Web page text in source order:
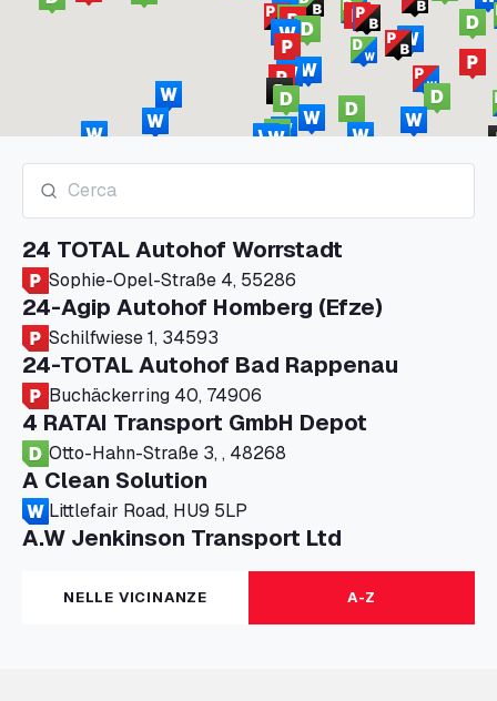
24 TOTAL Autohof Worrstadt
Sophie-Opel-Straße 4, 55286
24-Agip Autohof Homberg (Efze)
Schilfwiese 1, 34593
24-TOTAL Autohof Bad Rappenau
Buchäckerring 40, 74906
4 RATAI Transport GmbH Depot
Otto-Hahn-Straße 3, , 48268
A Clean Solution
Littlefair Road, HU9 5LP
A.W Jenkinson Transport Ltd
Progress House, ME11 5GA
A+G Nettetal - Depot Parking
Am Panneschopp 7, 41334
NELLE VICINANZE A-Z